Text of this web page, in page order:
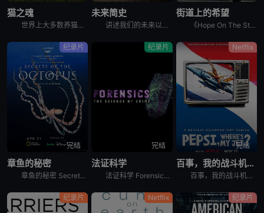
猫之魂
世界上大多数养猫的人都能通过宠物的眼睛窥见动物的野性。这部纪录片着眼于家猫和它们的野生表亲们，以及它们的祖先之间，在行为上隐约可见的关联。镜头特别勾勒出这些相似之处，并向所谓的“主人们”（如果猫真
未来简史
讲述我们的未来以及我们如何重新构想它们。由著名未来学家阿里·瓦拉赫主持，邀请观众踏上一次环游世界的旅程，充满发现、希望和可能性，了解我们今天所处的位置以及接下来会发生什么。将历史、科学和意想不到的
街道上的希望
《Hope On The Street》是防弹少年团郑号锡（j-hope）推出的同名舞蹈练习日记内容。讲述j-hope在入伍前访问日本大阪、法国巴黎、美国纽约、韩国首尔和光州，并与当地的舞蹈家通过
纪录片
完结
章鱼的秘密
章鱼的秘密 Secrets of the Octopus是2024年澳大利亚,美国纪录片。艾美奖肯定《鲸之谜》制作团队最新力作。 &nbsp; &nbsp; &nbsp; &nbsp; &nbsp
纪录片
完结
法证科学
法证科学 Forensics: The Science of Crime是2020年犯罪纪录片。《法证科学》旨在向观众展示法医学是如何帮助破获各类犯罪案件的，通过在法医研究所、大学实验室、研究中心
Netflix
完结
百事，我的战斗机呢？
百事，我的战斗机呢？ Pepsi, Where&#39;s My Jet?是2022年美国历史纪录片。When a 20-year-old attempts to win a fighter je
纪录片 Netflix 纪录片